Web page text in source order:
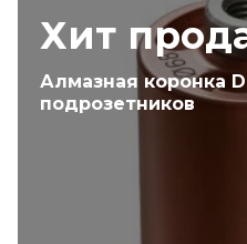
Хит
Алмазная коронка
подрозетников